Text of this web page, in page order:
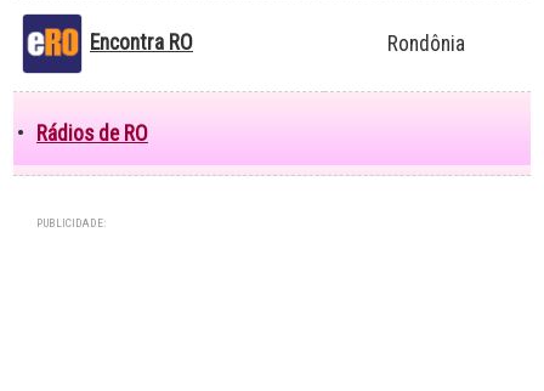
Encontra RO Rondônia
• Rádios de RO
PUBLICIDADE: